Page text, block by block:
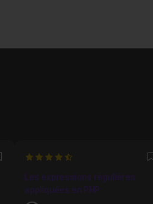
Favori4.5
Les expressions régulières
appliquées en PHP